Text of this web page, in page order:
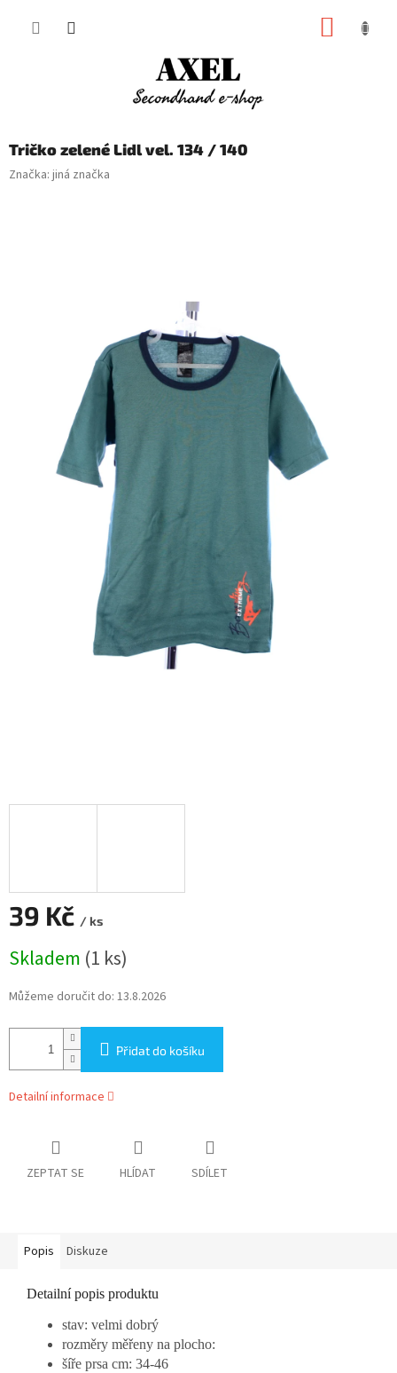
Tričko zelené Lidl vel. 134 / 140
Značka: jiná značka
39 Kč / ks
cena:
Skladem (1 ks)
Můžeme doručit do: 13.8.2026
Přidat do košíku
Detailní informace
ZEPTAT SE HLÍDAT SDÍLET
Popis Diskuze
Detailní popis produktu
stav: velmi dobrý
rozměry měřeny na plocho:
šíře prsa cm: 34-46